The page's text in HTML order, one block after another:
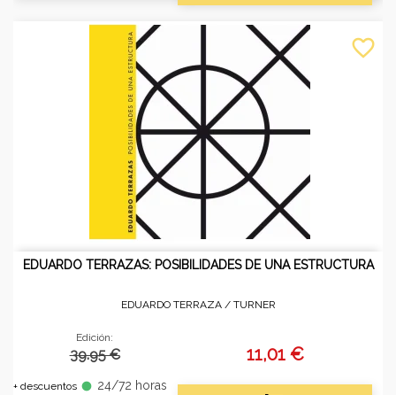
EDUARDO TERRAZAS: POSIBILIDADES DE UNA ESTRUCTURA
EDUARDO TERRAZA / TURNER
Edición:
39.95 €
+ descuentos fiber_manual_record 24/72 horas
11,01 €
favorite_border